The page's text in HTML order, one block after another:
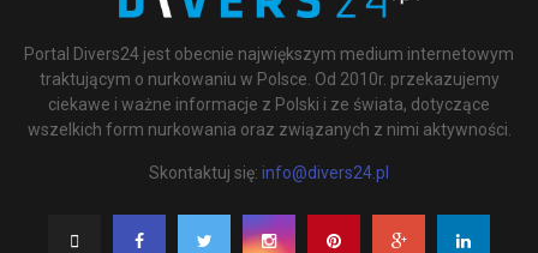
Portal Divers24 jest obecnie największym medium internetowym
traktującym o nurkowaniu w Polsce. Od 2010r. przekazujemy
ciekawe i ważne informacje z Polski i ze świata, dotyczące
wszelkich form nurkowania oraz związanych z nimi aktywności.
Skontaktuj się: info@divers24.pl